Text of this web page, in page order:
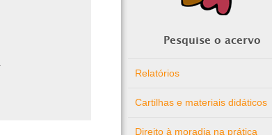
Pesquise o acervo
Relatórios
Cartilhas e materiais didáticos
Direito à moradia na prática